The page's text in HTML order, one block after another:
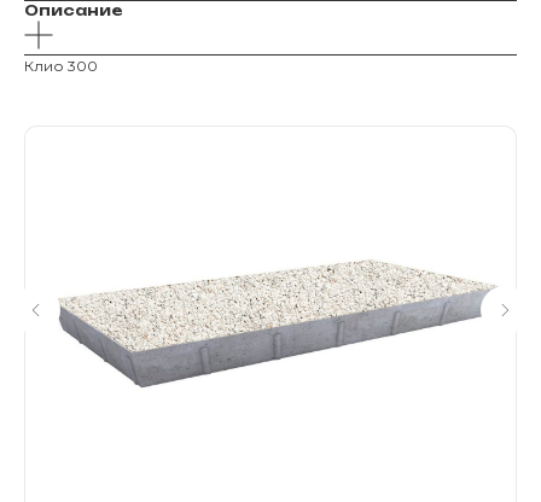
Описание
Клио 300
Правила обработки персональных данных
Политика конфиденциальности